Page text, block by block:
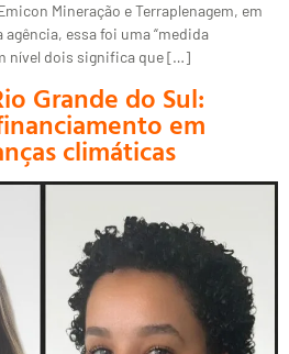
Mineração e Terraplenagem, em
essa foi uma “medida
nível dois significa que […]
Grande do Sul:
em
climáticas